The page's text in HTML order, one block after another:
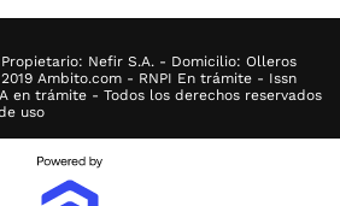
Nefir S.A. - Domicilio: Olleros
Ambito.com - RNPI En trámite - Issn
en trámite - Todos los derechos reservados
uso